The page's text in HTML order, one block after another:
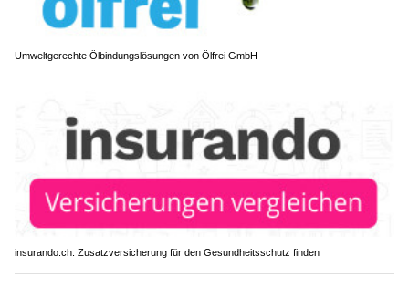
Umweltgerechte Ölbindungslösungen von Ölfrei GmbH
insurando.ch: Zusatzversicherung für den Gesundheitsschutz finden